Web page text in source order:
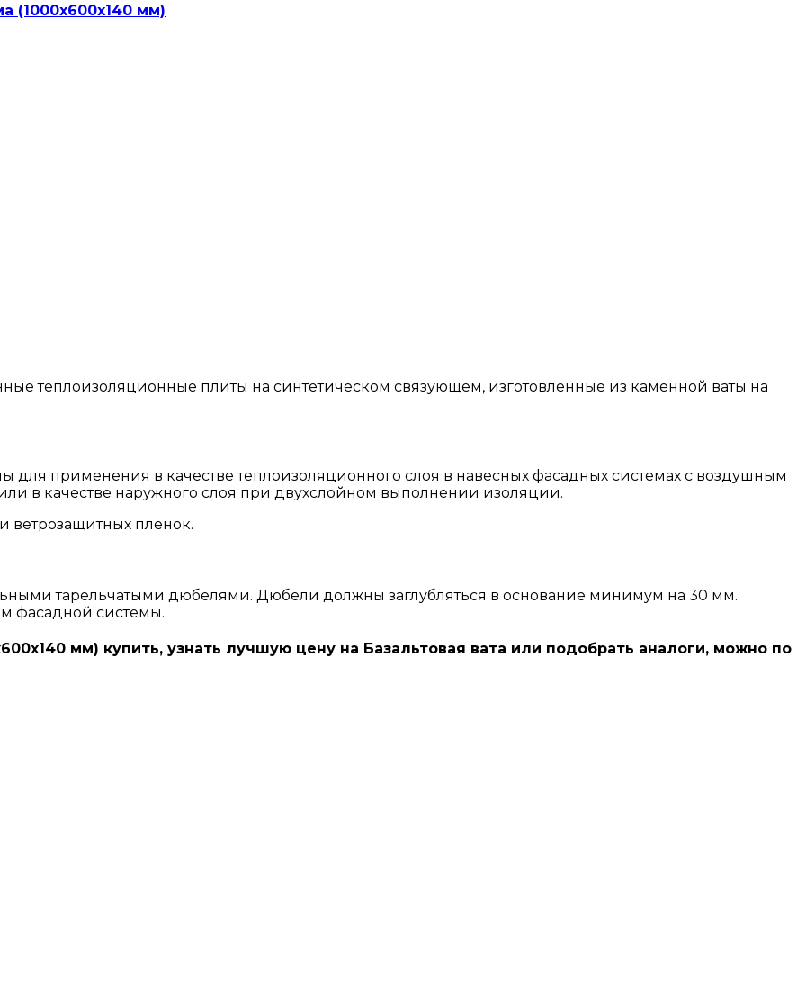
(1000х600х140 мм)
теплоизоляционные плиты на синтетическом связующем, изготовленные из каменной ваты на
для применения в качестве теплоизоляционного слоя в навесных фасадных системах с воздушным
в качестве наружного слоя при двухслойном выполнении изоляции.
ветрозащитных пленок.
тарельчатыми дюбелями. Дюбели должны заглубляться в основание минимум на 30 мм.
фасадной системы.
мм) купить, узнать лучшую цену на Базальтовая вата или подобрать аналоги, можно по